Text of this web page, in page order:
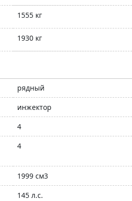
1555 кг
1930 кг
рядный
инжектор
4
4
1999 см3
145 л.с.